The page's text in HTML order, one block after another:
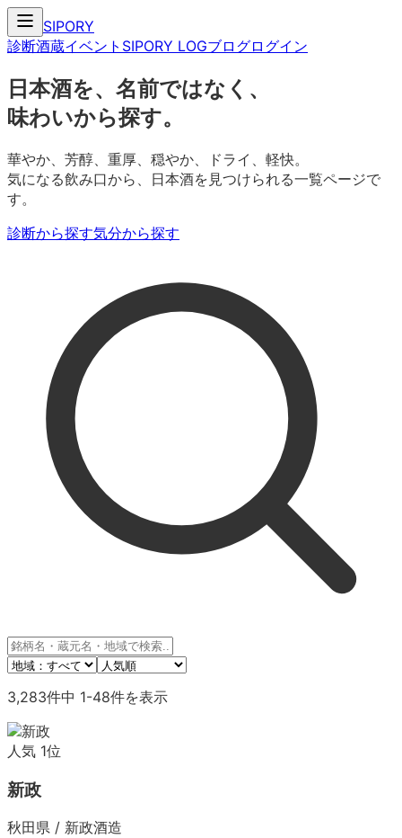
SIPORY
診断酒蔵イベント SIPORY LOGブログログイン
日本酒を、名前ではなく、
味わいから探す。
華やか、芳醇、重厚、穏やか、ドライ、軽快。
気になる飲み口から、日本酒を見つけられる一覧ページで
す。
診断から探す気分から探す
3,283件中 1-48件を表示
人気 1位
新政
秋田県 / 新政酒造